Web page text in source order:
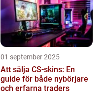
01 september 2025
Att sälja CS-skins: En
guide för både nybörjare
och erfarna traders